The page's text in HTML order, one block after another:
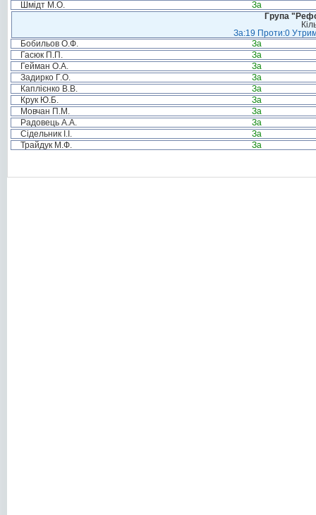
Шмідт М.О.
За
Група
За:19 Проти:0
Бобильов О.Ф.
За
Гасюк П.П.
За
Гейман О.А.
За
Задирко Г.О.
За
Каплієнко В.В.
За
Крук Ю.Б.
За
Мовчан П.М.
За
Радовець А.А.
За
Сідельник І.І.
За
Трайдук М.Ф.
За